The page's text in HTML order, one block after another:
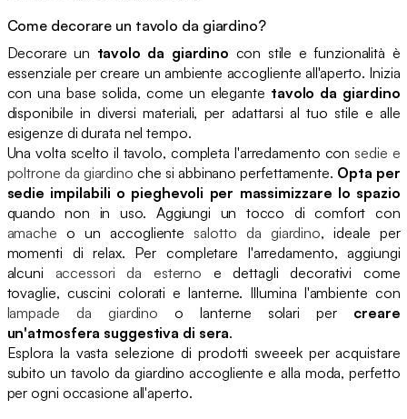
Come decorare un tavolo da giardino?
Decorare un tavolo da giardino con stile e funzionalità è
essenziale per creare un ambiente accogliente all'aperto. Inizia
con una base solida, come un elegante tavolo da giardino
disponibile in diversi materiali, per adattarsi al tuo stile e alle
esigenze di durata nel tempo.
Una volta scelto il tavolo, completa l'arredamento con sedie e
poltrone da giardino che si abbinano perfettamente. Opta per
sedie impilabili o pieghevoli per massimizzare lo spazio
quando non in uso. Aggiungi un tocco di comfort con
amache o un accogliente salotto da giardino, ideale per
momenti di relax. Per completare l'arredamento, aggiungi
alcuni accessori da esterno e dettagli decorativi come
tovaglie, cuscini colorati e lanterne. Illumina l'ambiente con
lampade da giardino o lanterne solari per creare
un'atmosfera suggestiva di sera.
Esplora la vasta selezione di prodotti sweeek per acquistare
subito un tavolo da giardino accogliente e alla moda, perfetto
per ogni occasione all'aperto.